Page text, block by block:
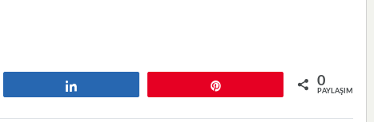
0
PAYLAŞIMLAR